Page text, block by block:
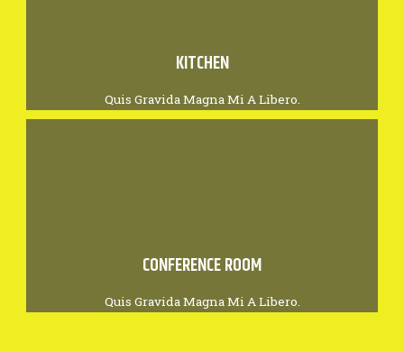
KITCHEN
Quis Gravida Magna Mi A Libero.
CONFERENCE ROOM
Quis Gravida Magna Mi A Libero.